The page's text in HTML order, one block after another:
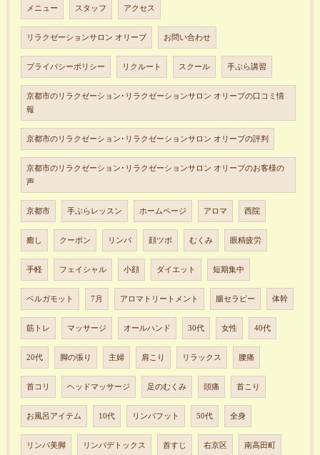
メニュー スタッフ アクセス
リラクゼーションサロン オリーブ お問い合わせ
プライバシーポリシー リクルート スクール 手ぶら講習
京都市のリラクゼーション･リラクゼーションサロン オリーブの口コミ情
報
京都市のリラクゼーション･リラクゼーションサロン オリーブの評判
京都市のリラクゼーション･リラクゼーションサロン オリーブのお客様の
声
京都市 手ぶらレッスン ホームページ アロマ 西院
癒し クーポン リンパ 顔ツボ むくみ 眼精疲労
手軽 フェイシャル 小顔 ダイエット 短期集中
ベルガモット 7月 アロマトリートメント 腸セラピー 体幹
筋トレ マッサージ オールハンド 30代 女性 40代
20代 脚の張り 主婦 肩こり リラックス 腰痛
首コリ ヘッドマッサージ 足のむくみ 頭痛 首こり
お風呂アイテム 10代 リンパフット 50代 全身
リンパ美脚 リンパデトックス 首すじ 右京区 南高田町